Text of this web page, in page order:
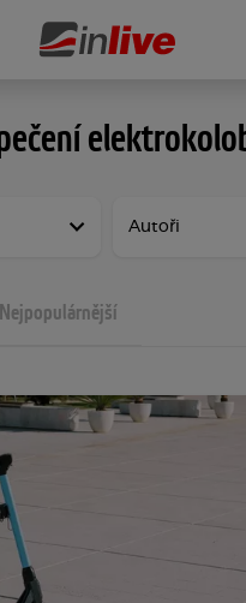
Nejpopulárnější
Autoři